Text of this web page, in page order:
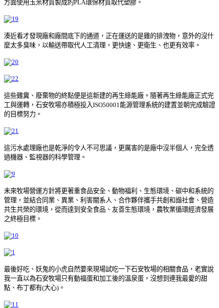
方面使用玉米材質製成的PLA環保材質取代塑膠。
湊近看才發現廠和廠間底下的通道，正在運送的是雞的排洩物，意外的沒什
麼太多臭味，以輸送帶取代人工清理，更快速、更衛生、也更有效率。
這些雞糞、廢棄物的終點便是這新建的再生綠能廠。隨著再生綠能廠正式完
工與運轉，石安牧場亦積極投入ISO50001能源管理系統的建置並朝完成驗證
的目標努力。
這污水處理廠也是乾淨的令人不可思議，更厲害的是廠中沒半個人，完全透
過機器、監視器的科學管理。
未來牧場營運方針將更著重食品安全、動物福利、生態環境、碳中和系統的
管理，並結合同業、異業、利害關系人、合作夥伴攜手共創和諧社會、營造
共生共榮的環境，從而達到安全食品、友善生態環境，農牧業循環經濟發展
之終極目標。
最後好吃、妖鬼的小虎自然要來現場試吃一下石安牧場的相關食品，老實說
我一直以為石安牧場只有動福蛋和加工後的溫泉蛋，沒想到連我最愛的甜
點、布丁都有(大心)。